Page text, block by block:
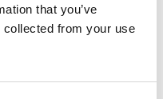
that you’ve
collected from your use
Studio, PlanStudio
1] | De.Tales,